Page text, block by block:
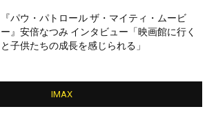
『パウ・パトロール ザ・マイティ・ムービ
ー』安倍なつみ インタビュー「映画館に行く
と子供たちの成長を感じられる」
IMAX